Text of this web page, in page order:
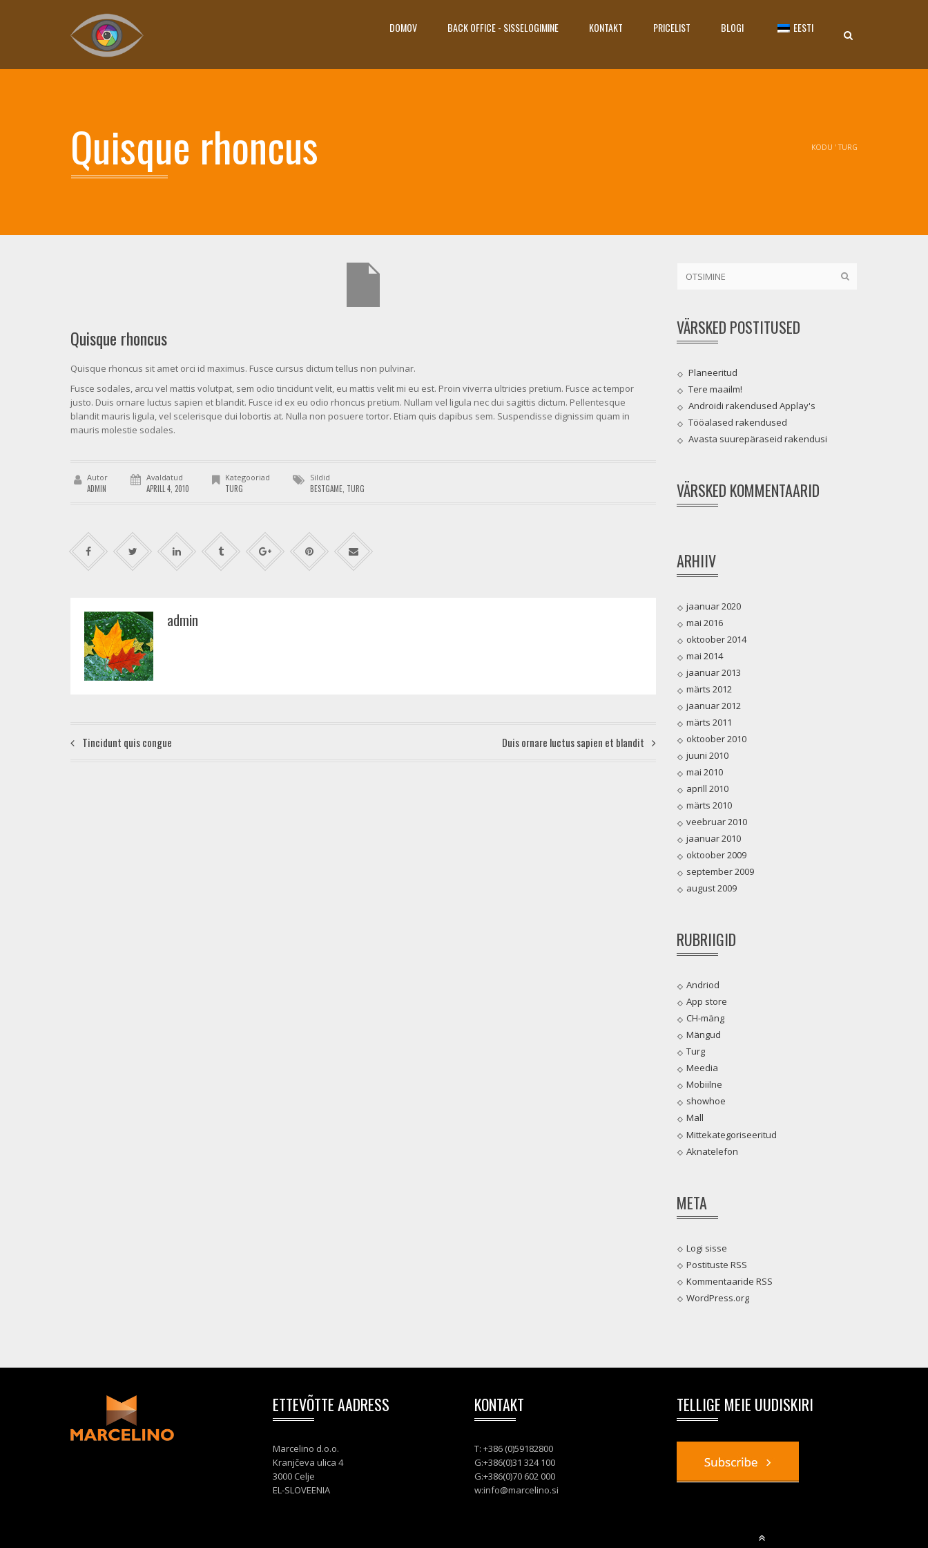
DOMOV BACK OFFICE - SISSELOGIMINE KONTAKT PRICELIST BLOGI EESTI
Quisque rhoncus KODU 'TURG
Quisque rhoncus
Quisque rhoncus sit amet orci id maximus. Fusce cursus dictum tellus non pulvinar.
Fusce sodales, arcu vel mattis volutpat, sem odio tincidunt velit, eu mattis velit mi eu est. Proin viverra ultricies pretium. Fusce ac tempor
justo. Duis ornare luctus sapien et blandit. Fusce id ex eu odio rhoncus pretium. Nullam vel ligula nec dui sagittis dictum. Pellentesque
blandit mauris ligula, vel scelerisque dui lobortis at. Nulla non posuere tortor. Etiam quis dapibus sem. Suspendisse dignissim quam in
mauris molestie sodales.
Autor
ADMIN
Avaldatud
APRILL 4, 2010
Kategooriad
TURG
Sildid
BESTGAME TURG
admin
Tincidunt quis congue Duis ornare luctus sapien et blandit
VÄRSKED POSTITUSED
Planeeritud
Tere maailm!
Androidi rakendused Applay's
Tööalased rakendused
Avasta suurepäraseid rakendusi
VÄRSKED KOMMENTAARID
ARHIIV
jaanuar 2020
mai 2016
oktoober 2014
mai 2014
jaanuar 2013
märts 2012
jaanuar 2012
märts 2011
oktoober 2010
juuni 2010
mai 2010
aprill 2010
märts 2010
veebruar 2010
jaanuar 2010
oktoober 2009
september 2009
august 2009
RUBRIIGID
Andriod
App store
CH-mäng
Mängud
Turg
Meedia
Mobiilne
showhoe
Mall
Mittekategoriseeritud
Aknatelefon
META
Logi sisse
Postituste RSS
Kommentaaride RSS
WordPress.org
ETTEVÕTTE AADRESS
Marcelino d.o.o.
Kranjčeva ulica 4
3000 Celje
EL-SLOVEENIA
KONTAKT
T: +386 (0)59182800
G:+386(0)31 324 100
G:+386(0)70 602 000
w:info@marcelino.si
TELLIGE MEIE UUDISKIRI